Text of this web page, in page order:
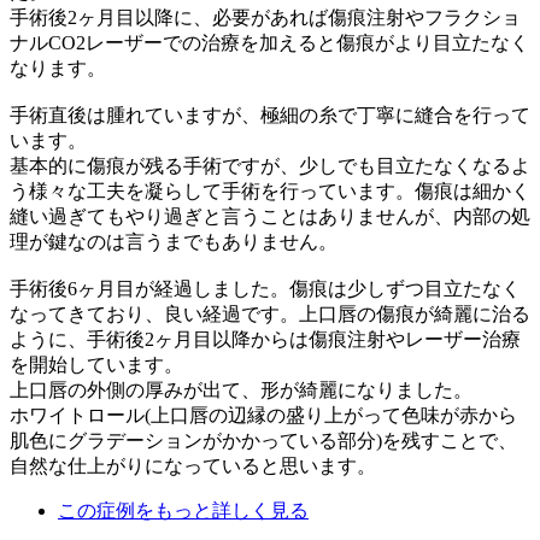
手術後2ヶ月目以降に、必要があれば傷痕注射やフラクショ
ナルCO2レーザーでの治療を加えると傷痕がより目立たなく
なります。
手術直後は腫れていますが、極細の糸で丁寧に縫合を行って
います。
基本的に傷痕が残る手術ですが、少しでも目立たなくなるよ
う様々な工夫を凝らして手術を行っています。傷痕は細かく
縫い過ぎてもやり過ぎと言うことはありませんが、内部の処
理が鍵なのは言うまでもありません。
手術後6ヶ月目が経過しました。傷痕は少しずつ目立たなく
なってきており、良い経過です。上口唇の傷痕が綺麗に治る
ように、手術後2ヶ月目以降からは傷痕注射やレーザー治療
を開始しています。
上口唇の外側の厚みが出て、形が綺麗になりました。
ホワイトロール(上口唇の辺縁の盛り上がって色味が赤から
肌色にグラデーションがかかっている部分)を残すことで、
自然な仕上がりになっていると思います。
この症例をもっと詳しく見る